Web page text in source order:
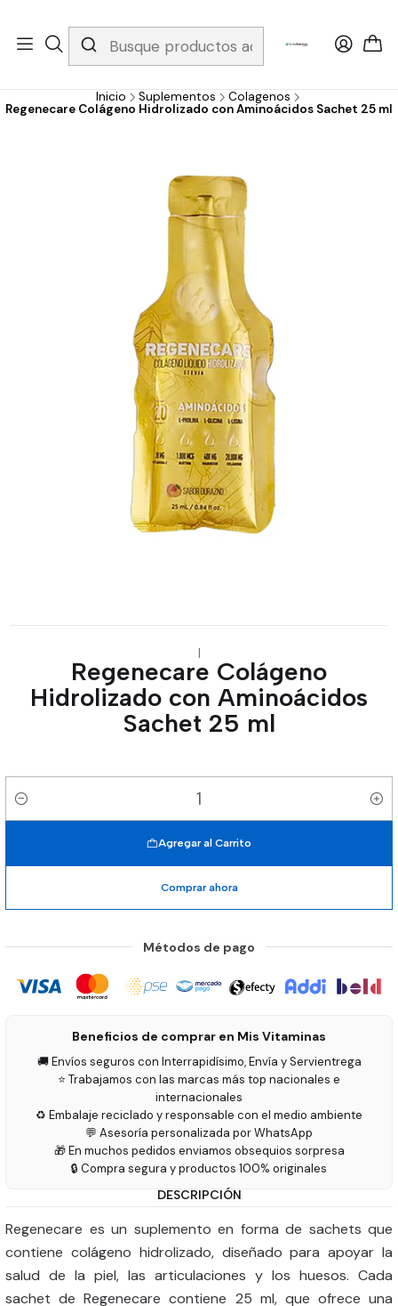
Whatsapp 3229079958/ Fijo 6019251796 / Envios a todo el país y
gratis apartir de 199.000!
Inicio Suplementos
Colagenos
Regenecare Colágeno Hidrolizado con Aminoácidos Sachet 25 ml
|
Regenecare Colágeno
Hidrolizado con Aminoácidos
Sachet 25 ml
Cantidad
Agregar al Carrito
Comprar ahora
Métodos de pago
Beneficios de comprar en Mis Vitaminas
🚚 Envíos seguros con Interrapidísimo, Envía y Servientrega
⭐ Trabajamos con las marcas más top nacionales e
internacionales
♻️ Embalaje reciclado y responsable con el medio ambiente
💬 Asesoría personalizada por WhatsApp
🎁 En muchos pedidos enviamos obsequios sorpresa
🔒 Compra segura y productos 100% originales
DESCRIPCIÓN
Regenecare es un suplemento en forma de sachets que
contiene colágeno hidrolizado, diseñado para apoyar la
salud de la piel, las articulaciones y los huesos. Cada
sachet de Regenecare contiene 25 ml, que ofrece una